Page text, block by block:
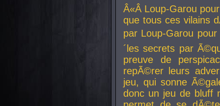
Â«Â Loup-Garou
que tous ces vilains
par Loup-Garou
´les secrets par
preuve de
repÃ©rer leurs
jeu, qui sonne
donc un jeu de bluff